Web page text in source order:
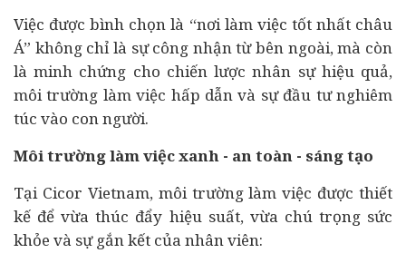
Việc được bình chọn là “nơi làm việc tốt nhất châu
Á” không chỉ là sự công nhận từ bên ngoài, mà còn
là minh chứng cho chiến lược nhân sự hiệu quả,
môi trường làm việc hấp dẫn và sự đầu tưnghiêm
túc vào con người.
Môi trường làm việc xanh - an toàn - sáng tạo
Tại Cicor Vietnam, môi trường làm việc được thiết
kế để vừa thúc đẩy hiệu suất, vừa chú trọng sức
khỏe và sự gắn kết của nhân viên: